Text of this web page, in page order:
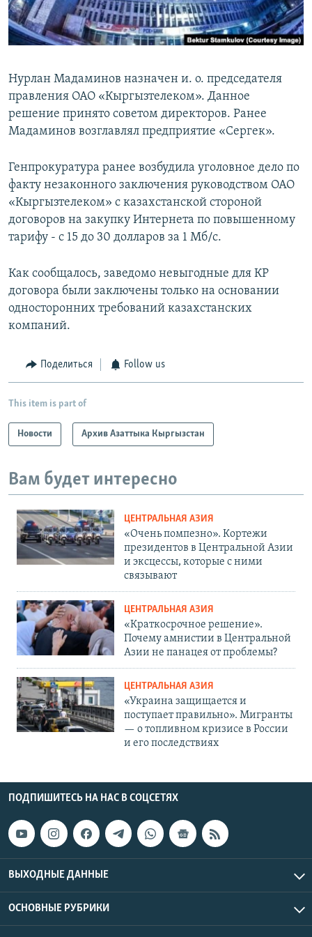
Нурлан Мадаминов назначен и. о. председателя
правления ОАО «Кыргызтелеком». Данное
решение принято советом директоров. Ранее
Мадаминов возглавлял предприятие «Сергек».
Генпрокуратура ранее возбудила уголовное дело по
факту незаконного заключения руководством ОАО
«Кыргызтелеком» с казахстанской стороной
договоров на закупку Интернета по повышенному
тарифу - с 15 до 30 долларов за 1 Мб/с.
Как сообщалось, заведомо невыгодные для КР
договора были заключены только на основании
односторонних требований казахстанских
компаний.
Поделиться Follow us
This item is part of
Новости Архив Азаттыка Кыргызстан
Вам будет интересно
ЦЕНТРАЛЬНАЯ АЗИЯ
«Очень помпезно». Кортежи
президентов в Центральной Азии
и эксцессы, которые с ними
связывают
ЦЕНТРАЛЬНАЯ АЗИЯ
«Краткосрочное решение».
Почему амнистии в Центральной
Азии не панацея от проблемы?
ЦЕНТРАЛЬНАЯ АЗИЯ
«Украина защищается и
поступает правильно». Мигранты
— о топливном кризисе в России
и его последствиях
ПОДПИШИТЕСЬ НА НАС В СОЦСЕТЯХ
ВЫХОДНЫЕ ДАННЫЕ
ОСНОВНЫЕ РУБРИКИ